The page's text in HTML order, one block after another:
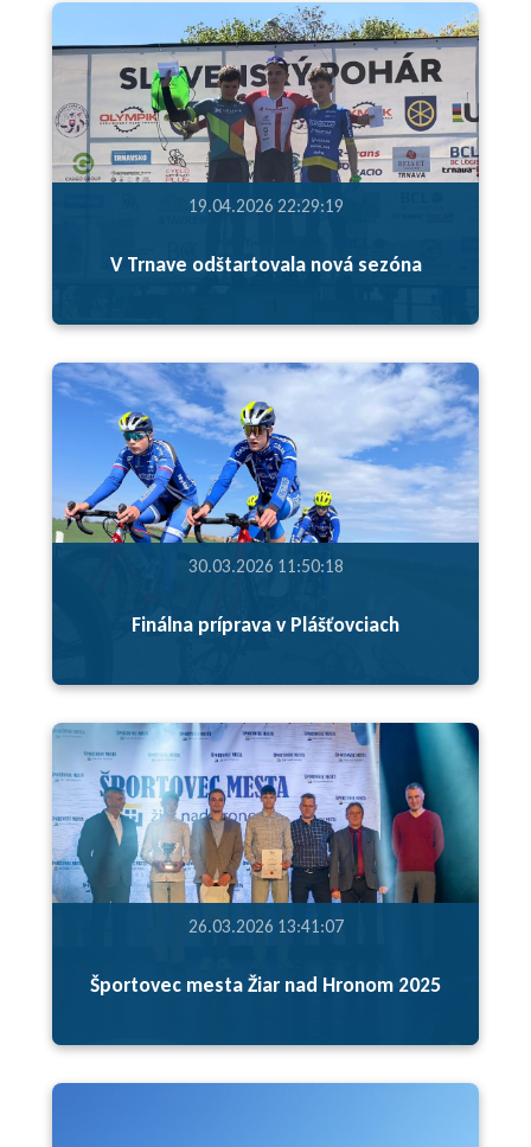
19.04.2026 22:29:19
V Trnave odštartovala nová sezóna
30.03.2026 11:50:18
Finálna príprava v Plášťovciach
26.03.2026 13:41:07
Športovec mesta Žiar nad Hronom 2025